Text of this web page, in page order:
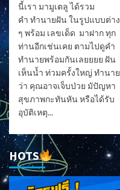
นี้เรา มามูเตลู ได้รวม
คำ ทำนายฝัน ในรูปแบบต่าง
ๆ พร้อม เลขเด็ด มาฝาก ทุก
ท่านอีกเช่นเคย ตามไปดูคำ
ทำนายพร้อมกันเลยยยย ฝัน
เห็นน้ำ ท่วมครั้งใหญ่ ทำนาย
ว่า คุณอาจเจ็บป่วย มัปัญหา
สุขภาพกะทันหัน หรือได้รับ
อุบัติเหตุ...
HOTS